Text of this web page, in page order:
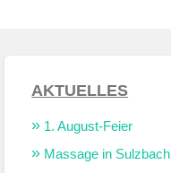
AKTUELLES
1. August-Feier
Massage in Sulzbach